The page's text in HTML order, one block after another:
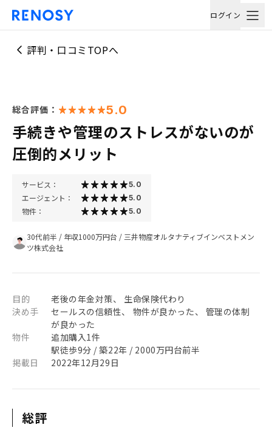
ログイン
評判・口コミTOPへ
総合評価： 5.0
手続きや管理のストレスがないのが
圧倒的メリット
サービス： 5.0
エージェント： 5.0
物件： 5.0
30代前半 / 年収1000万円台 / 三井物産オルタナティブインベストメン
ツ株式会社
目的
老後の年金対策、 生命保険代わり
決め手
セールスの信頼性、 物件が良かった、 管理の体制
が良かった
物件
追加購入1件
駅徒歩9分 / 築22年 / 2000万円台前半
掲載日
2022年12月29日
総評